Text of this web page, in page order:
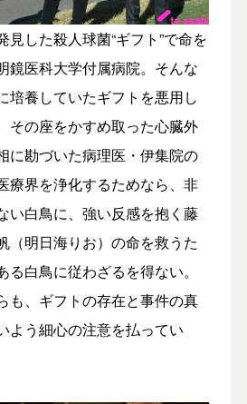
した殺人球菌“ギフト”で命を
鏡医科大学付属病院。そんな
培養していたギフトを悪用し
その座をかすめ取った心臓外
に勘づいた病理医・伊集院の
界を浄化するためなら、非
い白鳥に、強い反感を抱く藤
（明日海りお）の命を救うた
白鳥に従わざるを得ない。
も、ギフトの存在と事件の真
よう細心の注意を払ってい